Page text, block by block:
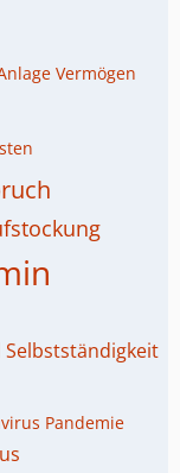
Vermögen
Selbstständigkeit
Pandemie